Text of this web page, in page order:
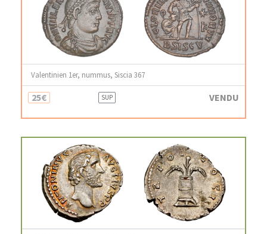
Valentinien 1er, nummus, Siscia 367
25€ SUP VENDU